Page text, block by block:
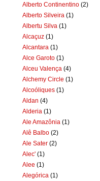
Alberto Continentino (2)
Alberto Silveira (1)
Albertu Silva (1)
Alcaçuz (1)
Alcantara (1)
Alce Garoto (1)
Alceu Valença (4)
Alchemy Circle (1)
Alcoóliques (1)
Aldan (4)
Alderia (1)
Ale Amazônia (1)
Alê Balbo (2)
Ale Sater (2)
Alec' (1)
Alee (1)
Alegórica (1)